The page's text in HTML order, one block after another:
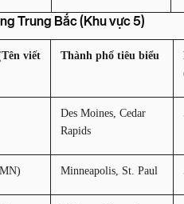
Trung Bắc (Khu vực 5)
viết
Thành phố tiêu biểu
Des Moines, Cedar
Rapids
Minneapolis, St. Paul